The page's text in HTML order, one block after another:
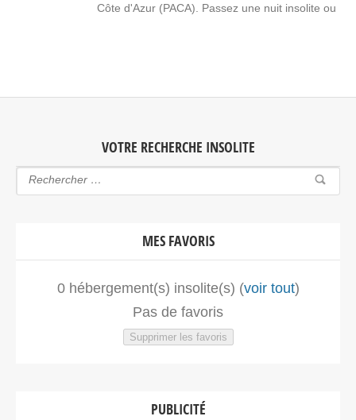
Côte d'Azur (PACA). Passez une nuit insolite ou
VOTRE RECHERCHE INSOLITE
MES FAVORIS
0hébergement(s) insolite(s) (voir tout)
Pas de favoris
Supprimer les favoris
PUBLICITÉ